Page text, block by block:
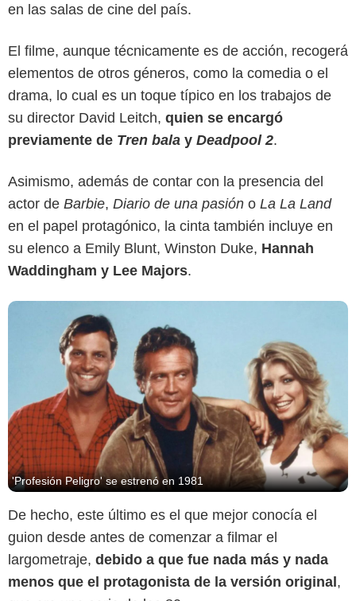
en las salas de cine del país.
El filme, aunque técnicamente es de acción, recogerá
elementos de otros géneros, como la comedia o el
drama, lo cual es un toque típico en los trabajos de
su director David Leitch, quien se encargó
previamente de Tren bala y Deadpool 2.
Asimismo, además de contar con la presencia del
actor de Barbie, Diario de una pasión o La La Land
en el papel protagónico, la cinta también incluye en
su elenco a Emily Blunt, Winston Duke, Hannah
Waddingham y Lee Majors.
ABC
'Profesión Peligro' se estrenó en 1981
De hecho, este último es el que mejor conocía el
guion desde antes de comenzar a filmar el
largometraje, debido a que fue nada más y nada
menos que el protagonista de la versión original ,